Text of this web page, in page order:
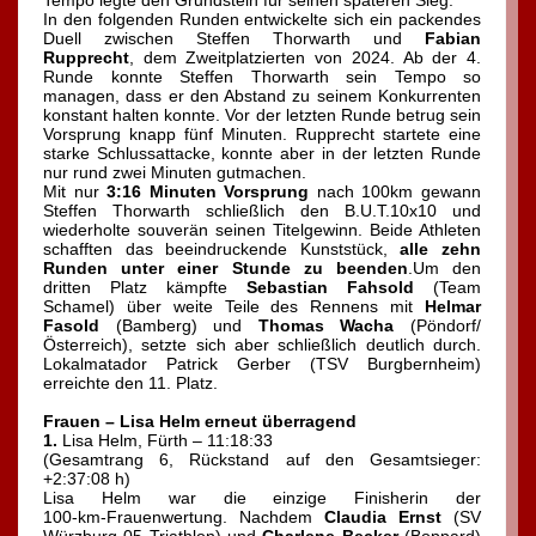
In den folgenden Runden entwickelte sich ein packendes
Duell zwischen Steffen Thorwarth und Fabian
Rupprecht , dem Zweitplatzierten von 2024. Ab der 4.
Runde konnte Steffen Thorwarth sein Tempo so
managen, dass er den Abstand zu seinem Konkurrenten
konstant halten konnte. Vor der letzten Runde betrug sein
Vorsprung knapp fünf Minuten. Rupprecht startete eine
starke Schlussattacke, konnte aber in der letzten Runde
nur rund zwei Minuten gutmachen.
Mit nur3:16 Minuten Vorsprung nach 100km gewann
Steffen Thorwarth schließlich den B.U.T.10x10 und
wiederholte souverän seinen Titelgewinn. Beide Athleten
schafften das beeindruckende Kunststück,alle zehn
Runden unter einer Stunde zu beenden .Um den
dritten Platz kämpfte Sebastian Fahsold (Team
Schamel) über weite Teile des Rennens mit Helmar
Fasold (Bamberg) und Thomas Wacha (Pöndorf/
Österreich), setzte sich aber schließlich deutlich durch.
Lokalmatador Patrick Gerber (TSV Burgbernheim)
erreichte den 11. Platz.
Frauen – Lisa Helm erneut überragend
1. Lisa Helm, Fürth – 11:18:33
(Gesamtrang 6, Rückstand auf den Gesamtsieger:
+2:37:08 h)
Lisa Helm war die einzige Finisherin der
100‑km‑Frauenwertung. Nachdem Claudia Ernst (SV